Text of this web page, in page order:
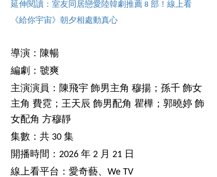
延伸閱讀：室友同居戀愛陸韓劇推薦 8 部！線上看
《給你宇宙》朝夕相處動真心
導演：陳暢
編劇：虢爽
主演演員：陳飛宇 飾男主角 穆揚；孫千 飾女
主角 費霓；王天辰 飾男配角 瞿樺；郭曉婷 飾
女配角 方穆靜
集數：共 30 集
開播時間：2026 年 2 月 21 日
線上看平台：愛奇藝、We TV